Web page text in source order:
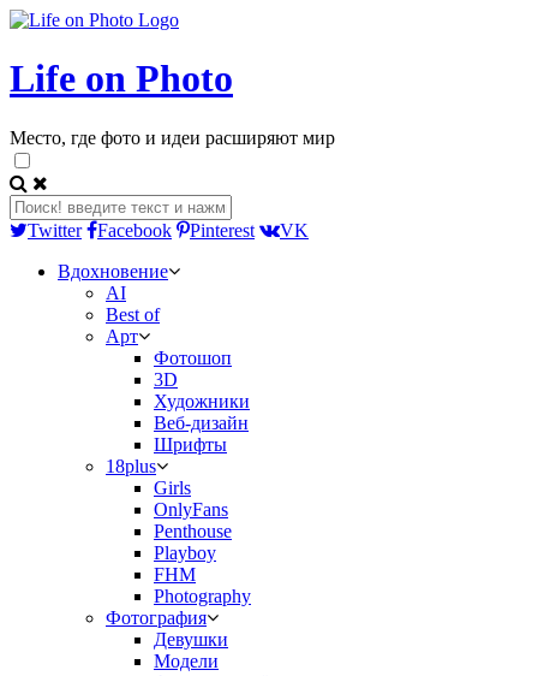
Life on Photo
Место, где фото и идеи расширяют мир
Twitter Facebook Pinterest
VK
Вдохновение
AI
Best of
Арт
Фотошоп
3D
Художники
Веб-дизайн
Шрифты
18plus
Girls
OnlyFans
Penthouse
Playboy
FHM
Photography
Фотография
Девушки
Модели